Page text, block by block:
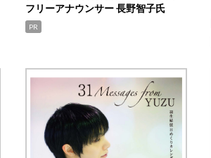
フリーアナウンサー 長野智子氏
PR